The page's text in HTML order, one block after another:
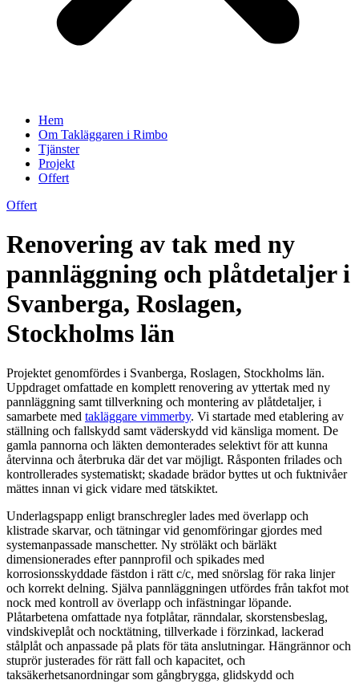
Hem
Om Takläggaren i Rimbo
Tjänster
Projekt
Offert
Offert
Renovering av tak med ny
pannläggning och plåtdetaljer i
Svanberga, Roslagen,
Stockholms län
Projektet genomfördes i Svanberga, Roslagen, Stockholms län.
Uppdraget omfattade en komplett renovering av yttertak med ny
pannläggning samt tillverkning och montering av plåtdetaljer, i
samarbete med takläggare vimmerby. Vi startade med etablering av
ställning och fallskydd samt väderskydd vid känsliga moment. De
gamla pannorna och läkten demonterades selektivt för att kunna
återvinna och återbruka där det var möjligt. Råsponten frilades och
kontrollerades systematiskt; skadade brädor byttes ut och fuktnivåer
mättes innan vi gick vidare med tätskiktet.
Underlagspapp enligt branschregler lades med överlapp och
klistrade skarvar, och tätningar vid genomföringar gjordes med
systemanpassade manschetter. Ny ströläkt och bärläkt
dimensionerades efter pannprofil och spikades med
korrosionsskyddade fästdon i rätt c/c, med snörslag för raka linjer
och korrekt delning. Själva pannläggningen utfördes från takfot mot
nock med kontroll av överlapp och infästningar löpande.
Plåtarbetena omfattade nya fotplåtar, ränndalar, skorstensbeslag,
vindskiveplåt och nocktätning, tillverkade i förzinkad, lackerad
stålplåt och anpassade på plats för täta anslutningar. Hängrännor och
stuprör justerades för rätt fall och kapacitet, och
taksäkerhetsanordningar som gångbrygga, glidskydd och